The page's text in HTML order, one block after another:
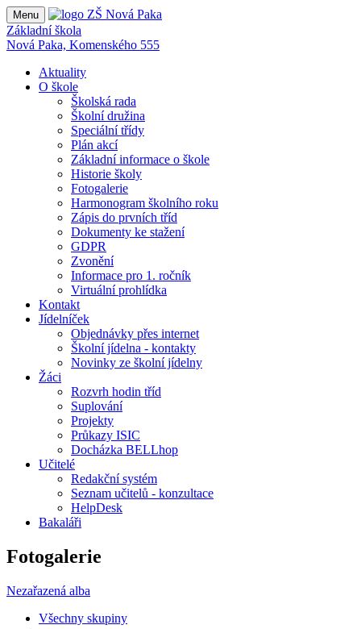
Menu
Základní škola
Nová Paka, Komenského 555
Aktuality
O škole
Školská rada
Školní družina
Speciální třídy
Plán akcí
Základní informace o škole
Historie školy
Fotogalerie
Harmonogram školního roku
Zápis do prvních tříd
Dokumenty ke stažení
GDPR
Zvonění
Informace pro 1. ročník
Virtuální prohlídka
Kontakt
Jídelníček
Objednávky přes internet
Školní jídelna - kontakty
Novinky ze školní jídelny
Žáci
Rozvrh hodin tříd
Suplování
Projekty
Průkazy ISIC
Docházka BELLhop
Učitelé
Redakční systém
Seznam učitelů - konzultace
HelpDesk
Bakaláři
Fotogalerie
Nezařazená alba
Všechny skupiny